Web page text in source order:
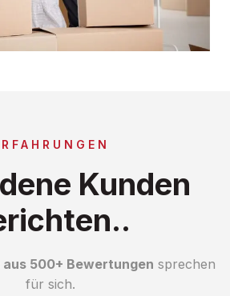
Kunden
500+ Bewertungen sprechen
für sich.